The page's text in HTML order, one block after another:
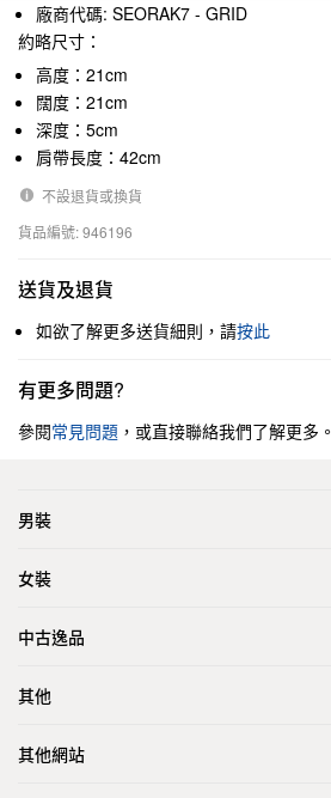
廠商代碼: SEORAK7 - GRID
約略尺寸：
高度：21cm
闊度：21cm
深度：5cm
肩帶長度：42cm
不設退貨或換貨
貨品編號: 946196
送貨及退貨
如欲了解更多送貨細則，請按此
有更多問題?
參閱常見問題 ，或直接聯絡我們了解更多。
男裝
女裝
中古逸品
其他
其他網站